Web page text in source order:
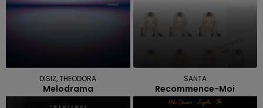
DISIZ, THEODORA
Melodrama
SANTA
Recommence-Moi